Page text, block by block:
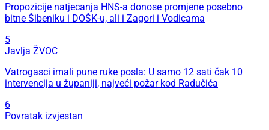
Propozicije natjecanja HNS-a donose promjene posebno
bitne Šibeniku i DOŠK-u, ali i Zagori i Vodicama
5
Javlja ŽVOC
Vatrogasci imali pune ruke posla: U samo 12 sati čak 10
intervencija u županiji, najveći požar kod Radučića
6
Povratak izvjestan